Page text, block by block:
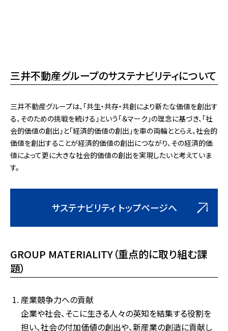
三井不動産グループのサステナビリティについて
三井不動産グループは、「共生・共存・共創により新たな価値を創出す
る、そのための挑戦を続ける」という「＆マーク」の理念に基づき、「社
会的価値の創出」と「経済的価値の創出」を車の両輪ととらえ、社会的
価値を創出することが経済的価値の創出につながり、その経済的価
値によって更に大きな社会的価値の創出を実現したいと考えていま
す。
サステナビリティ トップページへ
GROUP MATERIALITY（重点的に取り組む課
題）
産業競争力への貢献
企業や社会、そこに生きる人々の英知を結集する役割を
担い、社会の付加価値の創出や、新産業の創造に貢献し